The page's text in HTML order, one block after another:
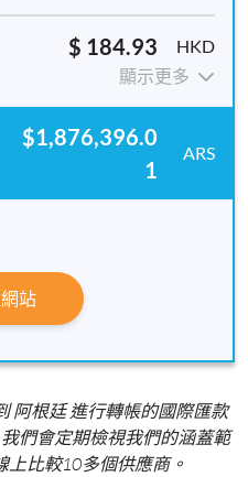
$ 184.93
HKD
顯示更多
$1,876,396.0
1
ARS
站
阿根廷 進行轉帳的國際匯款
們會定期檢視我們的涵蓋範
比較10多個供應商。